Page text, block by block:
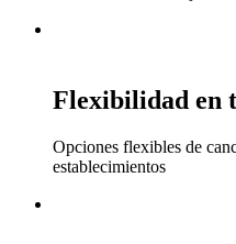
Flexibilidad en
Opciones flexibles de
establecimientos